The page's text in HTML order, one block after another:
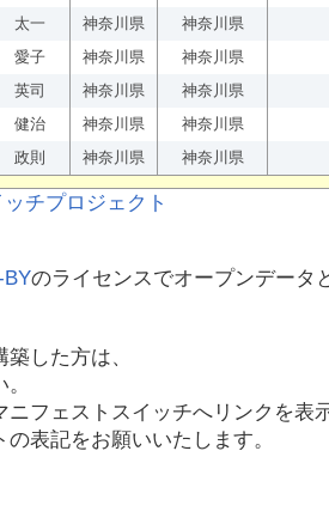
太一 神奈川県 神奈川県
愛子 神奈川県 神奈川県
英司 神奈川県 神奈川県
健治 神奈川県 神奈川県
政則 神奈川県 神奈川県
BYのライセンスでオープンデータ
した方は、
フェストスイッチへリンクを表
表記をお願いいたします。